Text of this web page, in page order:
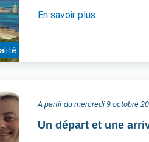
En savoir plus
A partir du mercredi 9 octobre
Un départ et une